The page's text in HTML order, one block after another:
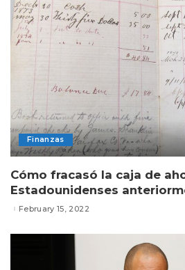
Finanzas
Cómo fracasó la caja de
Estadounidenses
February 15, 2022